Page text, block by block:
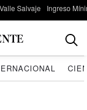
Valle Salvaje Ingreso